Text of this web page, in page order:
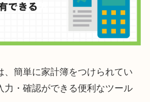
、簡単に家計簿をつけられてい
力・確認ができる便利なツール